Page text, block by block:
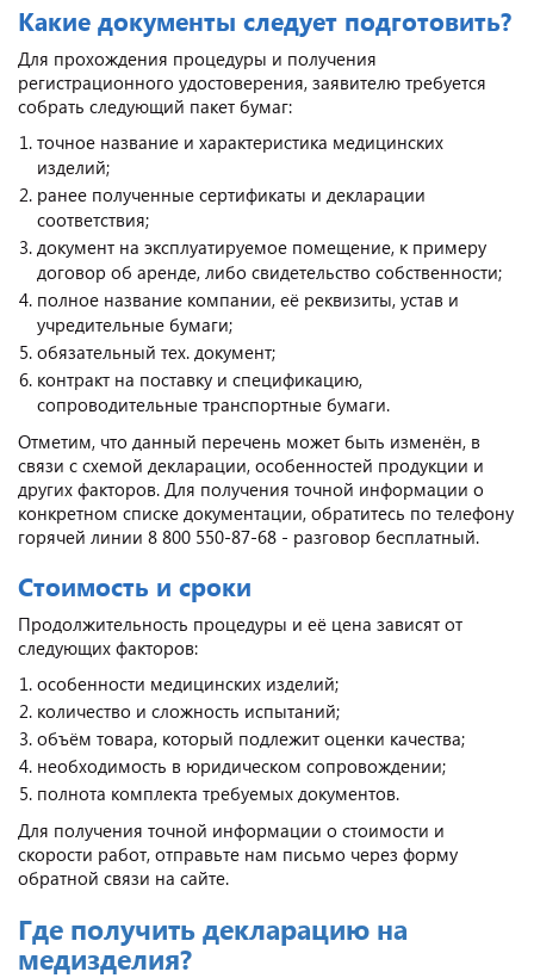
Какие документы следует подготовить?
Для прохождения процедуры и получения
регистрационного удостоверения, заявителю требуется
собрать следующий пакет бумаг:
точное название и характеристика медицинских
изделий;
ранее полученные сертификаты и декларации
соответствия;
документ на эксплуатируемое помещение, к примеру
договор об аренде, либо свидетельство собственности;
полное название компании, её реквизиты, устав и
учредительные бумаги;
обязательный тех. документ;
контракт на поставку и спецификацию,
сопроводительные транспортные бумаги.
Отметим, что данный перечень может быть изменён, в
связи с схемой декларации, особенностей продукции и
других факторов. Для получения точной информации о
конкретном списке документации, обратитесь по телефону
горячей линии 8 800 550-87-68 - разговор бесплатный.
Стоимость и сроки
Продолжительность процедуры и её цена зависят от
следующих факторов:
особенности медицинских изделий;
количество и сложность испытаний;
объём товара, который подлежит оценки качества;
необходимость в юридическом сопровождении;
полнота комплекта требуемых документов.
Для получения точной информации о стоимости и
скорости работ, отправьте нам письмо через форму
обратной связи на сайте.
Где получить декларацию на
медизделия?